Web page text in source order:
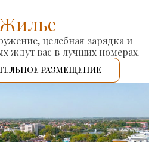
целебная зарядка и
ждут вас в лучших номерах.
РАЗМЕЩЕНИЕ